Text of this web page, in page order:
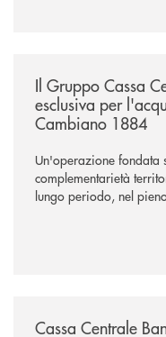
Il Gruppo Cassa
esclusiva per
Cambiano 1884
Un'operazione fondata
complementarietà
lungo periodo, nel
negoziazione
Cassa Centrale